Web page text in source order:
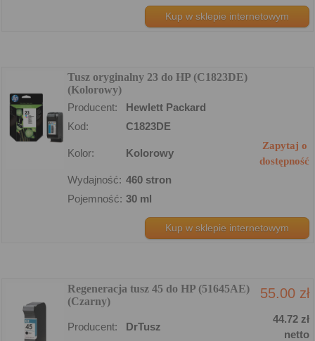
Kup w sklepie internetowym
Tusz oryginalny 23 do HP (C1823DE)
(Kolorowy)
Producent:
Hewlett Packard
Kod:
C1823DE
Kolor: Kolorowy
Zapytaj o
dostępność
Wydajność: 460 stron
Pojemność: 30 ml
Kup w sklepie internetowym
Regeneracja tusz 45 do HP (51645AE)
(Czarny)
55.00 zł
Producent: DrTusz
44.72 zł
netto